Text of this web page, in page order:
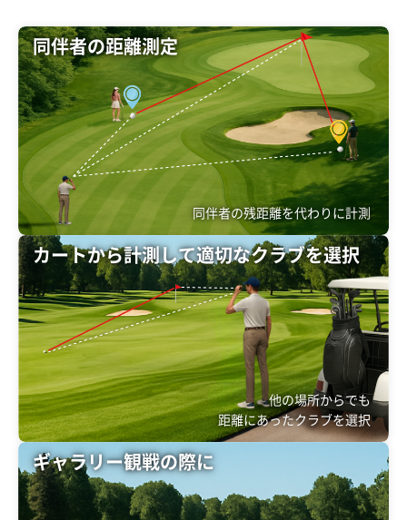
同伴者の距離測定
同伴者の残距離を代わりに計測
カートから計測して適切なクラブを選択
他の場所からでも
距離にあったクラブを選択
ギャラリー観戦の際に